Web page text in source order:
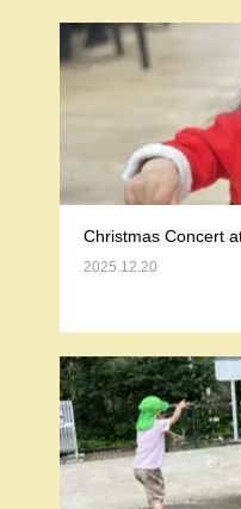
Christmas Concert
2025.12.20